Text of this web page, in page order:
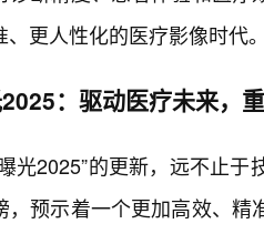
、更人性化的医疗影像时代
：驱动医疗未来，
光2025”的更新，远不止
，预示着一个更加高效、